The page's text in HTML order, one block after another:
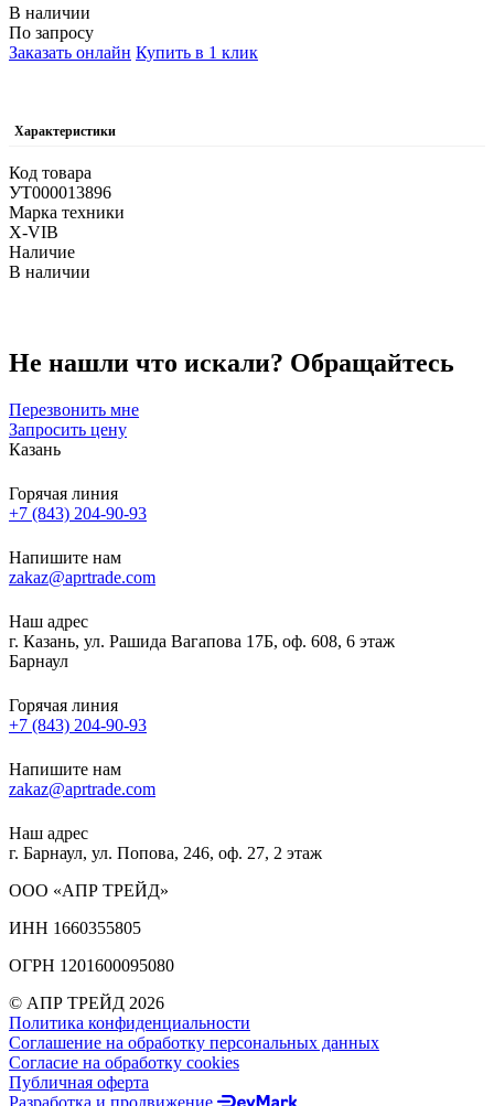
В наличии
По запросу
Заказать онлайн Купить в 1 клик
Характеристики
Код товара
УТ000013896
Марка техники
X-VIB
Наличие
В наличии
Не нашли что искали? Обращайтесь
Перезвонить мне
Запросить цену
Казань
Горячая линия
+7 (843) 204-90-93
Напишите нам
zakaz@aprtrade.com
Наш адрес
г. Казань, ул. Рашида Вагапова 17Б, оф. 608, 6 этаж
Барнаул
Горячая линия
+7 (843) 204-90-93
Напишите нам
zakaz@aprtrade.com
Наш адрес
г. Барнаул, ул. Попова, 246, оф. 27, 2 этаж
ООО «АПР ТРЕЙД»
ИНН 1660355805
ОГРН 1201600095080
© АПР ТРЕЙД 2026
Политика конфиденциальности
Соглашение на обработку персональных данных
Согласие на обработку cookies
Публичная оферта
Разработка и продвижение